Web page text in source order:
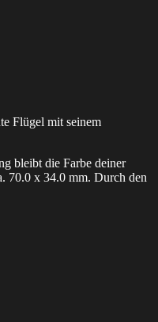
Flügel mit seinem
bleibt die Farbe deiner
70.0 x 34.0 mm. Durch den